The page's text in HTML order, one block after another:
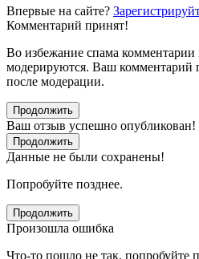
Впервые на сайте?
Комментарий принят!
Во избежание спама комментарии
модерируются. Ваш комментарий
после модерации.
Продолжить
Ваш отзыв успешно опубликован!
Продолжить
Данные не были сохранены!
Попробуйте позднее.
Продолжить
Произошла ошибка
Что-то пошло не так, попробуйте